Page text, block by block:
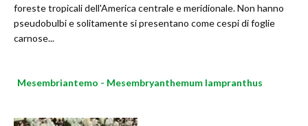
foreste tropicali dell'America centrale e meridionale. Non hanno
pseudobulbi e solitamente si presentano come cespi di foglie
carnose...
Mesembriantemo - Mesembryanthemum lampranthus